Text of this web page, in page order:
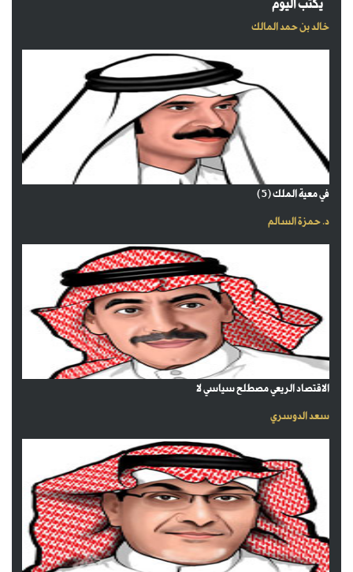
يكتب اليوم
خالد بن حمد المالك
في معية الملك (5)
د. حمزة السالم
الاقتصاد الريعي مصطلح سياسي لا
سعد الدوسري